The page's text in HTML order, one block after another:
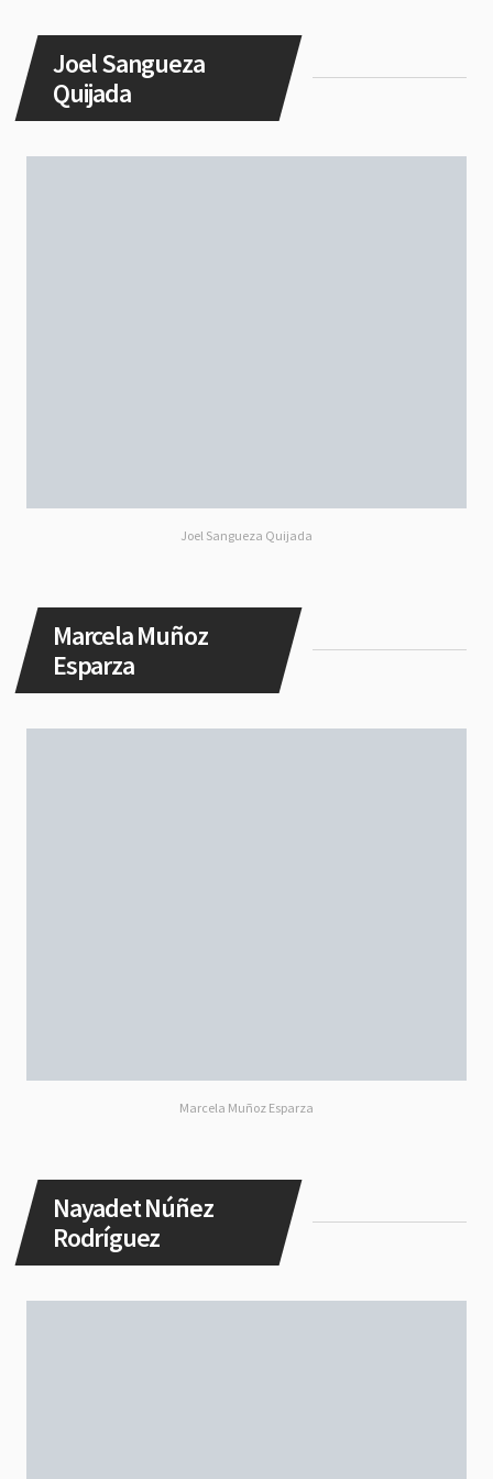
Joel Sangueza
Quijada
Joel Sangueza Quijada
Marcela Muñoz
Esparza
Marcela Muñoz Esparza
Nayadet Núñez
Rodríguez